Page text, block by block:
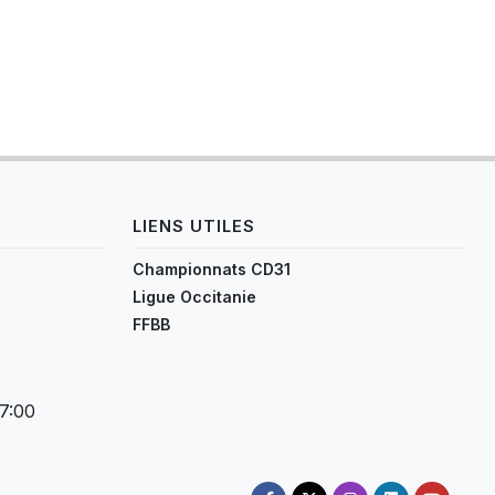
LIENS UTILES
Championnats CD31
Ligue Occitanie
FFBB